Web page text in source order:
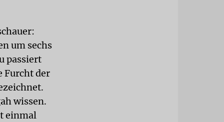
um sechs
passiert
Furcht der
wissen.
einmal